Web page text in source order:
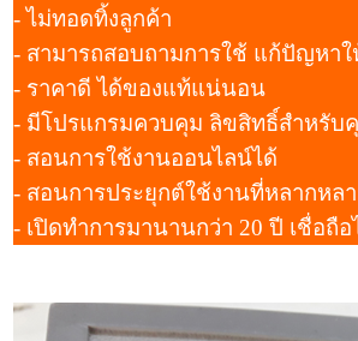
- ไม่ทอดทิ้งลูกค้า
- สามารถสอบถามการใช้ แก้ปัญหา
- ราคาดี ได้ของแท้แน่นอน
- มีโปรแกรมควบคุม ลิขสิทธิ์สำหรับ
- สอนการใช้งานออนไลน์ได้
- สอนการประยุกต์ใช้งานที่หลากหล
- เปิดทำการมานานกว่า 20 ปี เชื่อถือ